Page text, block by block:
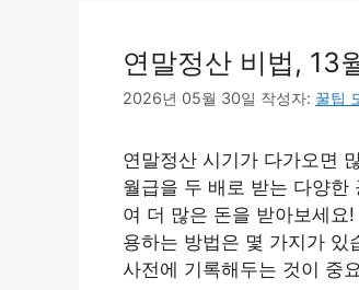
연말정산 비법, 13
2026년 05월 30일 작성자: 꿀팁
연말정산 시기가 다가오면
월급을 두 배로 받는 다양한
여 더 많은 돈을 받아보세요
용하는 방법은 몇 가지가 있
사전에 기록해두는 것이 중